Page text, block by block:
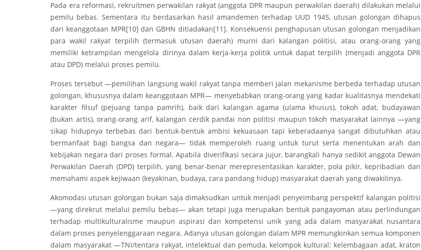
Pada era reformasi, rekruitmen perwakilan rakyat (anggota DPR maupun perwakilan daerah) dilakukan melalui
pemilu bebas. Sementara itu berdasarkan hasil amandemen terhadap UUD 1945, utusan golongan dihapus
dari keanggotaan MPR[10] dan GBHN ditiadakan[11]. Konsekuensi penghapusan utusan golongan menjadikan
para wakil rakyat terpilih (termasuk utusan daerah) murni dari kalangan politisi, atau orang-orang yang
memiliki ketrampilan mengelola dirinya dalam kerja-kerja politik untuk dapat terpilih (menjadi anggota DPR
atau DPD) melalui proses pemilu.
Proses tersebut —pemilihan langsung wakil rakyat tanpa memberi jalan mekanisme berbeda terhadap utusan
golongan, khususnya dalam keanggotaan MPR— menyebabkan orang-orang yang kadar kualitasnya mendekati
karakter filsuf (pejuang tanpa pamrih), baik dari kalangan agama (ulama khusus), tokoh adat, budayawan
(bukan artis), orang-orang arif, kalangan cerdik pandai non politisi maupun tokoh masyarakat lainnya —yang
sikap hidupnya terbebas dari bentuk-bentuk ambisi kekuasaan tapi keberadaanya sangat dibutuhkan atau
bermanfaat bagi bangsa dan negara— tidak memperoleh ruang untuk turut serta menentukan arah dan
kebijakan negara dari proses formal. Apabila diverifikasi secara jujur, barangkali hanya sedikit anggota Dewan
Perwakilan Daerah (DPD) terpilih, yang benar-benar merepresentasikan karakter, pola pikir, kepribadian dan
memahami aspek kejiwaan (keyakinan, budaya, cara pandang hidup) masyarakat daerah yang diwakilinya.
Akomodasi utusan golongan bukan saja dimaksudkan untuk menjadi penyeimbang perspektif kalangan politisi
—yang direkrut melalui pemilu bebas— akan tetapi juga merupakan bentuk pangayoman atau perlindungan
terhadap multikulturalisme maupun aspirasi dan kompetensi unik yang ada dalam masyarakat nusantara
dalam proses penyelenggaraan negara. Adanya utusan golongan dalam MPR memungkinkan semua komponen
dalam masyarakat —TNI/tentara rakyat, intelektual dan pemuda, kelompok kultural: kelembagaan adat, kraton